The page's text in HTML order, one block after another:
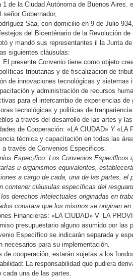
de la Ciudad Autónoma de Buenos Aires.
señor Gobernador,
Sáa, con domicilio en 9 de Julio
del Bicenténario de la Revolución
y mandó sus representantes il la Junta
siguientes cláusulas:
El presente Convenio tiene como objeto
tributarias y de fiscalización de
de innovaciones tecnológicas y
y administración de recursos
para el intercambio de experiencias
tecnológicas y politicas de
a través del desarrollo de las artes y
de Cooperación: «LA CIUDAD» Y «LA
técnica y capacitación en todas las
a través de Convenios Especificos.
Espec¡fico: Los Convenios Especlflcos
u organismos equivalentes,
a cargo de cada, una de las partes. el
contener cláusulas específicas del
derechos intelectuales originadas en
constara que los mismos se originan
Financieras: «LA CIUDAD» V ‘LA
presupuestario alguno asumido por las
Específico se indicarán separada y
necesarios para su implementación.
de cooperación, estarán sujetas a los
La responsabilidad que pudiera
cada una de las partes.